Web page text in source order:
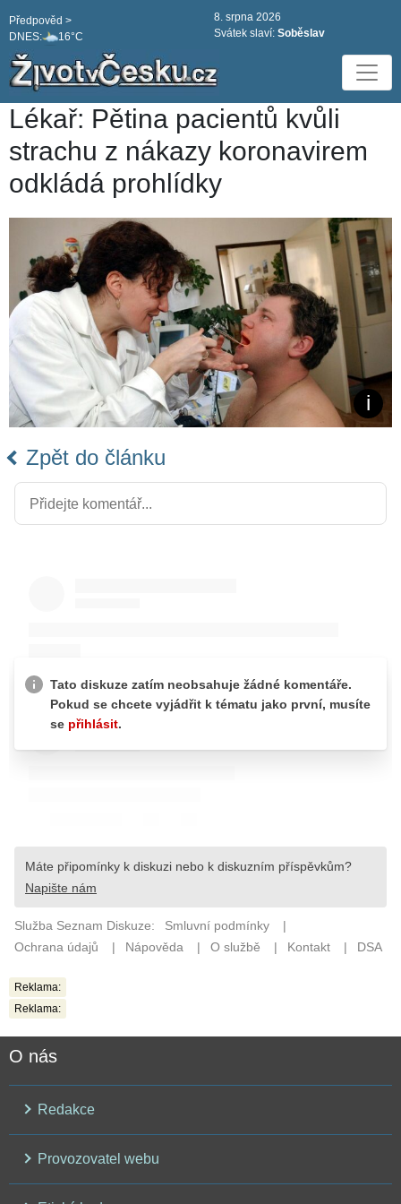
DNES: 16°C
Předpověd >
8. srpna 2026
Svátek slaví: Soběslav
Lékař: Pětina pacientů kvůli
strachu z nákazy koronavirem
odkládá prohlídky
Zpět do článku
Reklama:
Reklama:
O nás
Redakce
Provozovatel webu